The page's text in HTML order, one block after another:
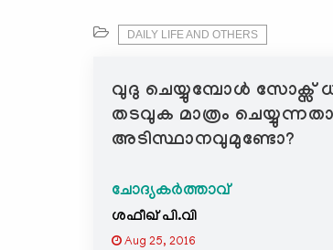
DAILY LIFE AND OTHERS
വുദു ചെയ്യുമ്പോള്‍ സോക്സ്
തടവുക മാത്രം
അടിസ്ഥാനവുമുണ്ടോ?
ചോദ്യകർത്താവ്
ശഫീഖ് പി.വി
Aug 25, 2016